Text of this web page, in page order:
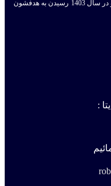
به امید فردایی بهتر! ربوچیپی ها همچنان هستند و در سال 1403 رسیدن به هدفشون
: